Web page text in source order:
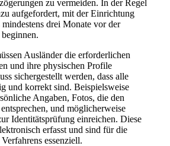
zu vermeiden. In der Regel
aufgefordert, mit der Einrichtung
drei Monate vor der
Ausländer die erforderlichen
und ihre physischen Profile
sichergestellt werden, dass alle
und korrekt sind. Beispielsweise
Angaben, Fotos, die den
und möglicherweise
Identitätsprüfung einreichen. Diese
erfasst und sind für die
essenziell.